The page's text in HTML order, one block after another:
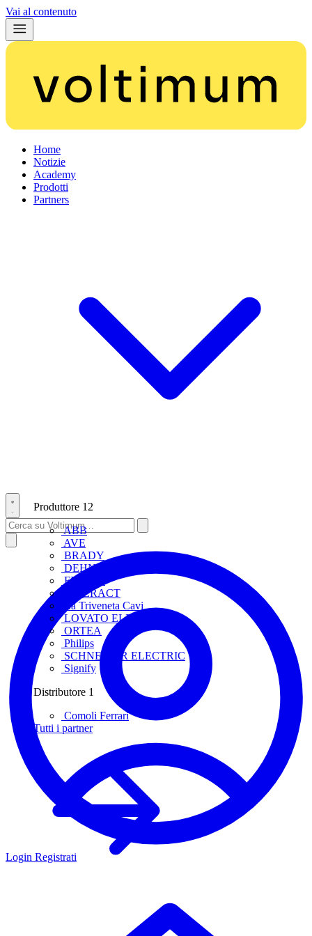
Vai al contenuto
Home
Notizie
Academy
Prodotti
Partners
Produttore 12
ABB
AVE
BRADY
DEHN
FINDER
INTERACT
La Triveneta Cavi
LOVATO ELECTRIC
ORTEA
Philips
SCHNEIDER ELECTRIC
Signify
Distributore 1
Comoli Ferrari
Tutti i partner
Login Registrati